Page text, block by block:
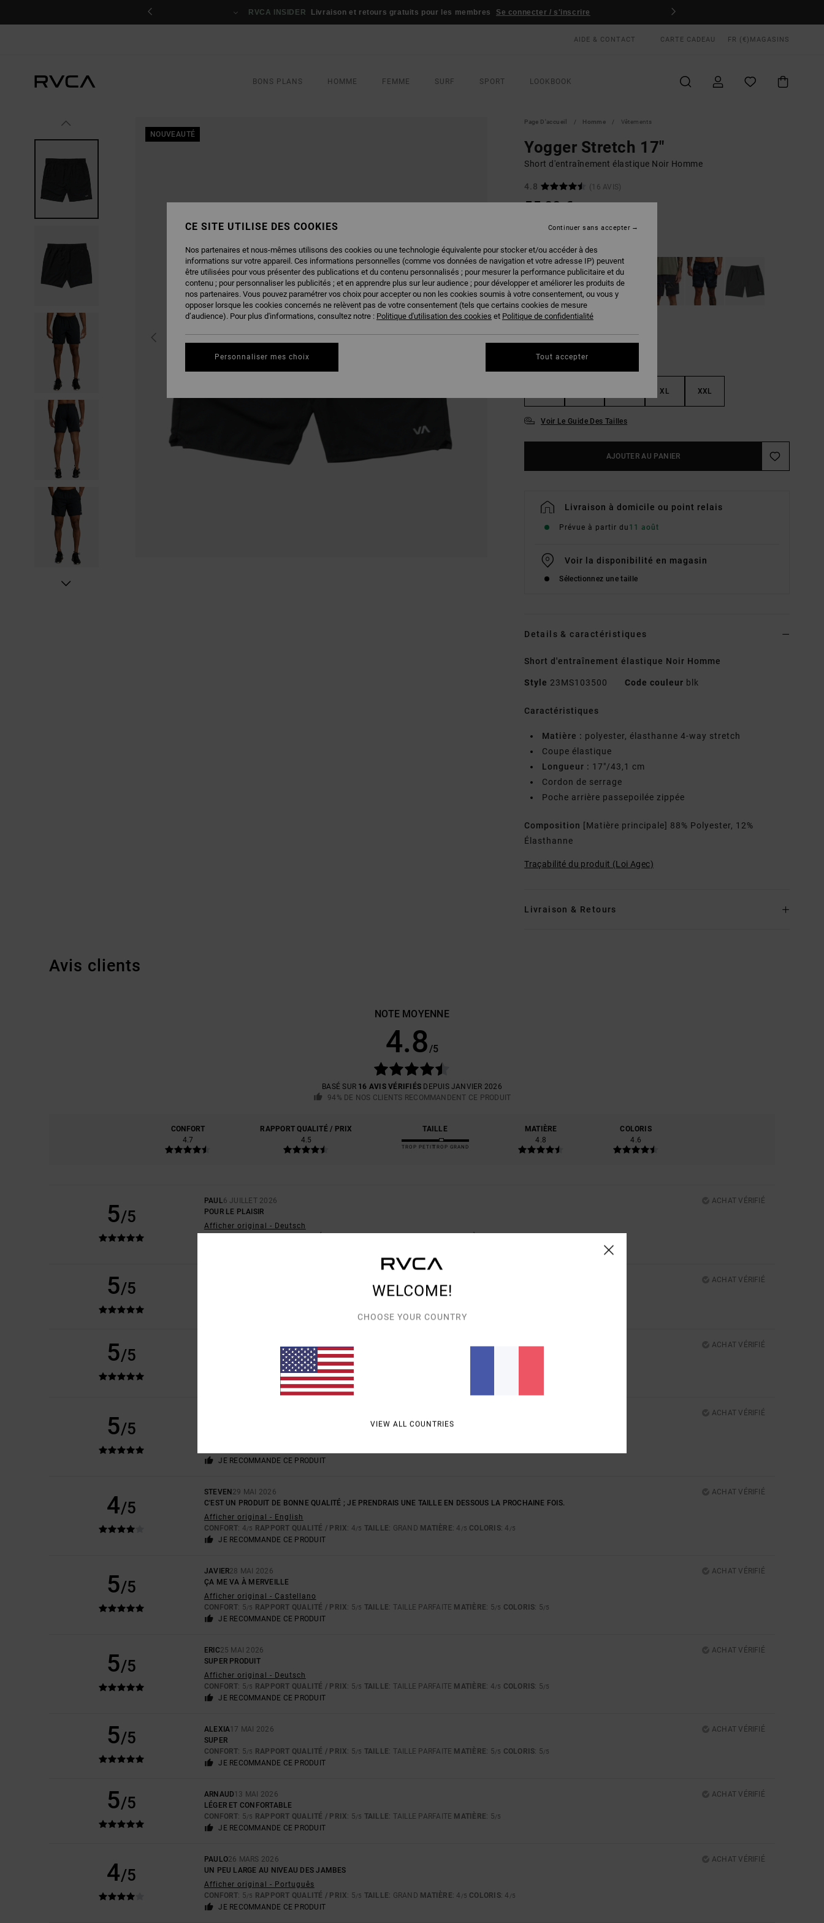
RVCA INSIDER Livraison et retours gratuits pour les membres Se connecter / s'inscrire
AIDE & CONTACT CARTE CADEAU FR (€) MAGASINS
BONS PLANS HOMME FEMME SURF SPORT LOOKBOOK
NOUVEAUTÉ
Page D'accueil Homme Vêtements
Yogger Stretch 17"
Short d'entraînement élastique Noir Homme
4.8 (16 AVIS)
55,00 €
XL XXL
Voir Le Guide Des Tailles
AJOUTER AU PANIER
Livraison à domicile ou point relais
Prévue à partir du 11 août
Voir la disponibilité en magasin
Sélectionnez une taille
Details & caractéristiques
Short d'entraînement élastique Noir Homme
Style 23MS103500 Code couleur blk
Caractéristiques
Matière : polyester, élasthanne 4-way stretch
Coupe élastique
Longueur : 17"/43,1 cm
Cordon de serrage
Poche arrière passepoilée zippée
Composition [Matière principale] 88% Polyester, 12%
Élasthanne
Traçabilité du produit (Loi Agec)
Livraison & Retours
Avis clients
NOTE MOYENNE
4.8 /5
BASÉ SUR 16 AVIS VÉRIFIÉS DEPUIS JANVIER 2026
94% DE NOS CLIENTS RECOMMANDENT CE PRODUIT
CONFORT
4.7
RAPPORT QUALITÉ / PRIX
4.5
TAILLE
TROP PETITTROP GRAND
MATIÈRE
4.8
COLORIS
4.6
5/5
PAUL6 JUILLET 2026
ACHAT VÉRIFIÉ
POUR LE PLAISIR
Afficher original - Deutsch
5/5
ACHAT VÉRIFIÉ
5/5
17 JUIN 2026
ACHAT VÉRIFIÉ
Afficher original - Deutsch
RAPPORT QUALITÉ / PRIX: 4
5/5
ACHAT VÉRIFIÉ
JE RECOMMANDE CE PRODUIT
4/5
STEVEN 29 MAI 2026
ACHAT VÉRIFIÉ
C'EST UN PRODUIT DE BONNE QUALITÉ ; JE PRENDRAIS UNE TAILLE EN DESSOUS LA PROCHAINE FOIS.
Afficher original - English
CONFORT: 4/5 RAPPORT QUALITÉ / PRIX: 4/5 TAILLE: GRAND MATIÈRE: 4 /5 COLORIS: 4 /5
JE RECOMMANDE CE PRODUIT
5/5
JAVIER28 MAI 2026
ACHAT VÉRIFIÉ
ÇA ME VA À MERVEILLE
Afficher original - Castellano
CONFORT: 5/5 RAPPORT QUALITÉ / PRIX: 5/5 TAILLE: TAILLE PARFAITE MATIÈRE: 5/5 COLORIS: 5/5
JE RECOMMANDE CE PRODUIT
5/5
ERIC25 MAI 2026
ACHAT VÉRIFIÉ
SUPER PRODUIT
Afficher original - Deutsch
CONFORT: 5/5 RAPPORT QUALITÉ / PRIX: 5/5 TAILLE: TAILLE PARFAITE MATIÈRE: 4/5 COLORIS: 5/5
JE RECOMMANDE CE PRODUIT
5/5 ALEXIA17 MAI 2026
ACHAT VÉRIFIÉ
SUPER
CONFORT: 5/5 RAPPORT QUALITÉ / PRIX: 5/5 TAILLE: TAILLE PARFAITE MATIÈRE: 5/5 COLORIS: 5/5
JE RECOMMANDE CE PRODUIT
5/5 ARNAUD13 MAI 2026
ACHAT VÉRIFIÉ
LÉGER ET CONFORTABLE
CONFORT: 5/5 RAPPORT QUALITÉ / PRIX: 5/5 TAILLE: TAILLE PARFAITE MATIÈRE: 5/5
JE RECOMMANDE CE PRODUIT
4/5
PAULO26 MARS 2026
ACHAT VÉRIFIÉ
UN PEU LARGE AU NIVEAU DES JAMBES
Afficher original - Português
CONFORT: 5/5 RAPPORT QUALITÉ / PRIX: 5/5 TAILLE: GRAND MATIÈRE: 4 /5 COLORIS: 4 /5
JE RECOMMANDE CE PRODUIT
WELCOME!
CHOOSE YOUR COUNTRY
VIEW ALL COUNTRIES
CE SITE UTILISE DES COOKIES
Nos partenaires et nous-mêmes utilisons des cookies ou une technologie équivalente pour stocker et/ou accéder à des
informations sur votre appareil. Ces informations personnelles (comme vos données de navigation et votre adresse IP) peuvent
être utilisées pour vous présenter des publications et du contenu personnalisés ; pour mesurer la performance publicitaire et du
contenu ; pour personnaliser les publicités ; et en apprendre plus sur leur audience ; pour développer et améliorer les produits de
nos partenaires. Vous pouvez paramétrer vos choix pour accepter ou non les cookies soumis à votre consentement, ou vous y
opposer lorsque les cookies concernés ne relèvent pas de votre consentement (tels que certains cookies de mesure
d’audience). Pour plus d'informations, consultez notre : Politique d'utilisation des cookies et Politique de confidentialité
Personnaliser mes choix
Continuer sans accepter
Tout accepter